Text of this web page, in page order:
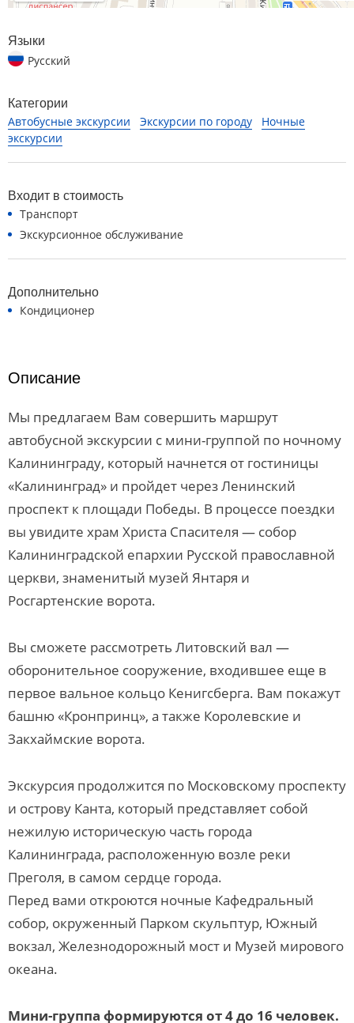
Языки
Русский
Категории
Автобусные экскурсии Экскурсии по городу
Ночные
экскурсии
Входит в стоимость
Транспорт
Экскурсионное обслуживание
Дополнительно
Кондиционер
Описание
Мы предлагаем Вам совершить маршрут
автобусной экскурсии с мини-группой по ночному
Калининграду, который начнется от гостиницы
«Калининград» и пройдет через Ленинский
проспект к площади Победы. В процессе поездки
вы увидите храм Христа Спасителя — собор
Калининградской епархии Русской православной
церкви, знаменитый музей Янтаря и
Росгартенские ворота.
Вы сможете рассмотреть Литовский вал —
оборонительное сооружение, входившее еще в
первое вальное кольцо Кенигсберга. Вам покажут
башню «Кронпринц», а также Королевские и
Закхаймские ворота.
Экскурсия продолжится по Московскому проспекту
и острову Канта, который представляет собой
нежилую историческую часть города
Калининграда, расположенную возле реки
Преголя, в самом сердце города.
Перед вами откроются ночные Кафедральный
собор, окруженный Парком скульптур, Южный
вокзал, Железнодорожный мост и Музей мирового
океана.
Мини-группа формируются от 4 до 16 человек.